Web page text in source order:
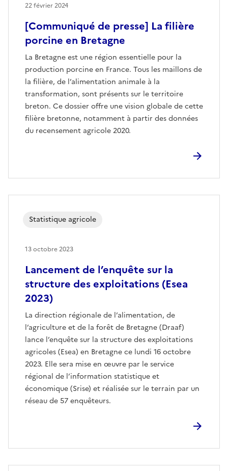
[Communiqué de presse] La filière
porcine en Bretagne
La Bretagne est une région essentielle pour la
production porcine en France. Tous les maillons de
la filière, de l’alimentation animale à la
transformation, sont présents sur le territoire
breton. Ce dossier offre une vision globale de cette
filière bretonne, notamment à partir des données
du recensement agricole 2020.
22 février 2024
Lancement de l’enquête sur la
structure des exploitations (Esea
2023)
La direction régionale de l’alimentation, de
l’agriculture et de la forêt de Bretagne (Draaf)
lance l’enquête sur la structure des exploitations
agricoles (Esea) en Bretagne ce lundi 16 octobre
2023. Elle sera mise en œuvre par le service
régional de l’information statistique et
économique (Srise) et réalisée sur le terrain par un
réseau de 57 enquêteurs.
Statistique agricole
13 octobre 2023